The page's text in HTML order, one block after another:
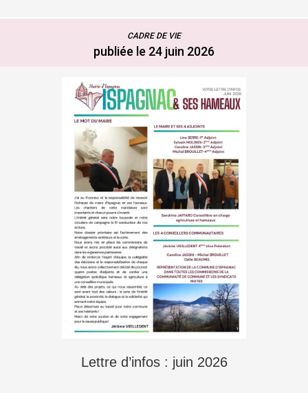
CADRE DE VIE
publiée le 24 juin 2026
Lettre d’infos : juin 2026